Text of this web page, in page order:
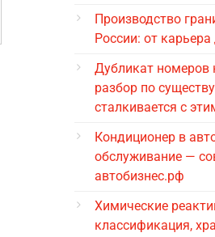
Производство
России: от
Дубликат номеров
разбор по
сталкивается с
Кондиционер в
обслуживание —
автобизнес.рф
Химические
классификация,